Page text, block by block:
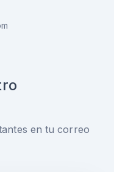
en tu correo